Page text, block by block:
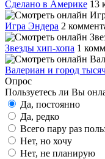
Сделано в Америке 13
Игра Эндера 2
Звезды хип-хопа 1
Валериан и город
Опрос
Пользуетесь ли Вы
Да, постоянно
Да, редко
Всего пару раз
Нет, но хочу
Нет, не планирую